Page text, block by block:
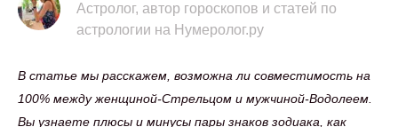
Астролог, автор гороскопов и статей по
астрологии на Нумеролог.ру
В статье мы расскажем, возможна ли совместимость на
100% между женщиной-Стрельцом и мужчиной-Водолеем.
Вы узнаете плюсы и минусы пары знаков зодиака, как